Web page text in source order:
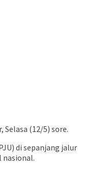
(12/5) sore.
di sepanjang jalur
nasional.